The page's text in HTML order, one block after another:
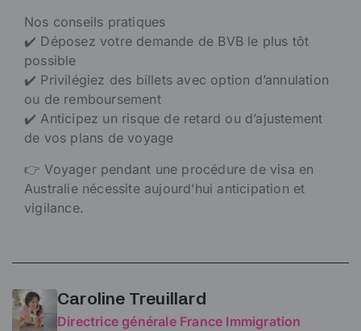
Nos conseils pratiques
✔️ Déposez votre demande de BVB le plus tôt
possible
✔️ Privilégiez des billets avec option d’annulation
ou de remboursement
✔️ Anticipez un risque de retard ou d’ajustement
de vos plans de voyage
👉 Voyager pendant une procédure de visa en
Australie nécessite aujourd’hui anticipation et
vigilance.
Caroline Treuillard
Directrice générale France Immigration